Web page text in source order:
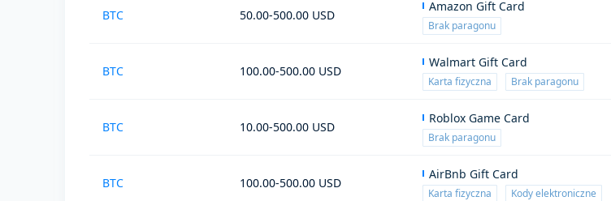
BTC 50.00-500.00 USD
Amazon Gift Card
Brak paragonu
BTC 100.00-500.00 USD
Walmart Gift Card
Karta fizyczna Brak paragonu
BTC 10.00-500.00 USD
Roblox Game Card
Brak paragonu
BTC 100.00-500.00 USD
AirBnb Gift Card
Karta fizyczna Kody elektroniczne